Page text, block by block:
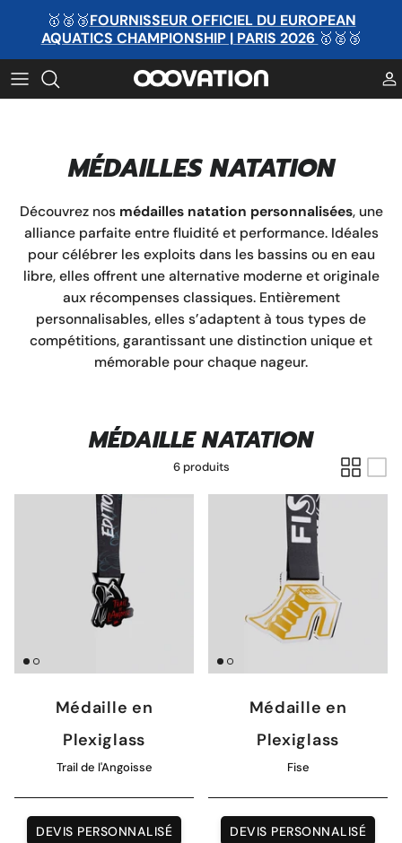
contenu
🥇🥈🥉FOURNISSEUR OFFICIEL DU EUROPEAN
AQUATICS CHAMPIONSHIP | PARIS 2026 🥇🥈🥉
MÉDAILLE PAR MATIÈRE
MÉDAILLE PAR SPORT
MÉDAILLE PAR SPORT
MÉDAILLE PAR SPORT
TROPHÉE PAR MATIÈRE
TROPHÉE PAR SPORT
TROPHÉE PAR SPORT
Ruban personnalisé
Porte clé à graver
MÉDAILLES NATATION
Découvrez nos médailles natation personnalisées, une
alliance parfaite entre fluidité et performance. Idéales
pour célébrer les exploits dans les bassins ou en eau
libre, elles offrent une alternative moderne et originale
aux récompenses classiques. Entièrement
personnalisables, elles s’adaptent à tous types de
compétitions, garantissant une distinction unique et
mémorable pour chaque nageur.
MÉDAILLE NATATION
6 produits
Médaille en
Plexiglass
Trail de l'Angoisse
DEVIS PERSONNALISÉ
Médaille en
Plexiglass
Fise
DEVIS PERSONNALISÉ